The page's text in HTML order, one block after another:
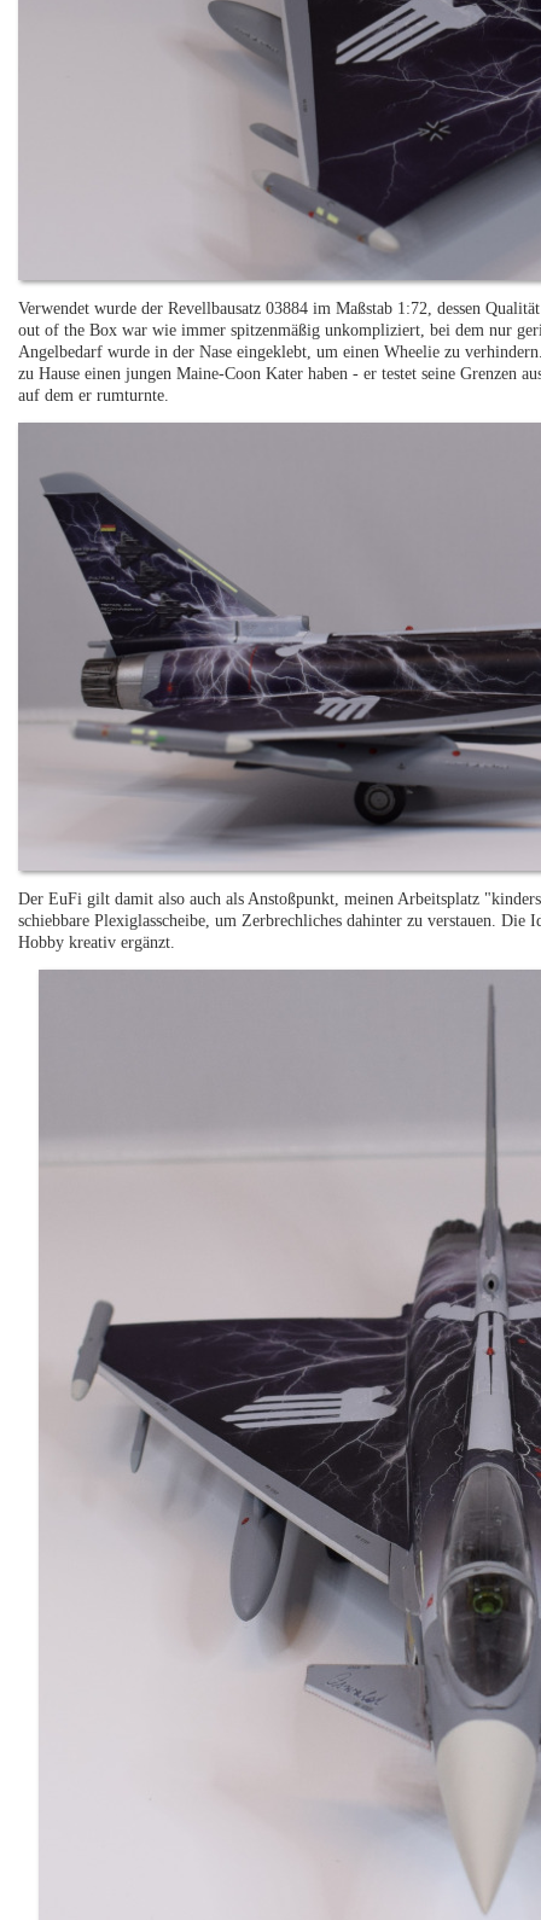
Verwendet wurde der Revellbausatz 03884 im Maßstab 1:72, dessen
out of the Box war wie immer spitzenmäßig unkompliziert, bei dem nur
Angelbedarf wurde in der Nase eingeklebt, um einen Wheelie zu
zu Hause einen jungen Maine-Coon Kater haben - er testet seine Grenzen
auf dem er rumturnte.
Der EuFi gilt damit also auch als Anstoßpunkt, meinen Arbeitsplatz
schiebbare Plexiglasscheibe, um Zerbrechliches dahinter zu verstauen. Die
Hobby kreativ ergänzt.